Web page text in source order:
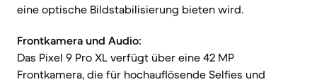
eine optische Bildstabilisierung bieten wird.
Frontkamera und Audio:
Das Pixel 9 Pro XL verfügt über eine 42 MP
Frontkamera, die für hochauflösende Selfies und